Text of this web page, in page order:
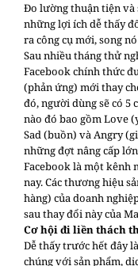
Đo lường thuận tiện và
những lợi ích dễ thấy
ra công cụ mới, song
Sau nhiều tháng thử
Facebook chính thức
(phản ứng) mới thay
đó, người dùng sẽ có 5
nào đó bao gồm Love
Sad (buồn) và Angry
những đợt nâng cấp
Facebook là một kênh
nay. Các thương hiệu
hàng) của doanh
sau thay đổi này của
Cơ hội đi liền thách
Dễ thấy trước hết đây
chúng với sản phẩm,